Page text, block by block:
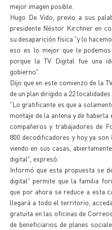
mejor imagen posible.
Hugo De Vido, previo a sus
presidente Néstor Kirchner en
su desaparición física "y lo
eso es lo mejor que le
porque la TV Digital fue una
gobierno".
Dijo que en este comienzo de la
de un plan dirigido a 22
"Lo gratificante es que a
montaje de la antena y de
compañeros y trabajadores de
800 decodificadores y hoy ya
viendo en sus casas,
digital", expresó.
Informó que esta propuesta se
digital" permite que la familia
que por ahora se reduce a esta
llegará a todo el territorio,
gratuita en las oficinas de
de beneficiarios de planes